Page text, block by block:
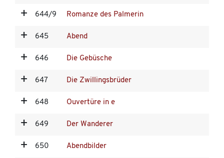
644/9 Romanze des Palmerin
645 Abend
646 Die Gebüsche
647 Die Zwillingsbrüder
648 Ouvertüre in e
649 Der Wanderer
650 Abendbilder